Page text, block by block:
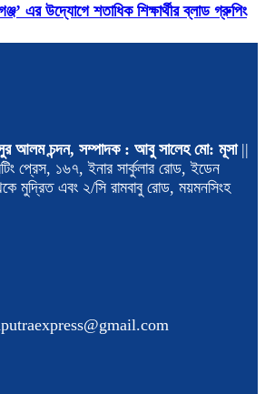
এর উদ্যোগে শতাধিক শিক্ষার্থীর ব্লাড গ্রুপিং
আলম চন্দন, সম্পাদক : আবু সালেহ মো: মূসা||
প্রেস, ১৬৭, ইনার সার্কুলার রোড, ইডেন
মুদ্রিত এবং ২/সি রামবাবু রোড, ময়মনসিংহ